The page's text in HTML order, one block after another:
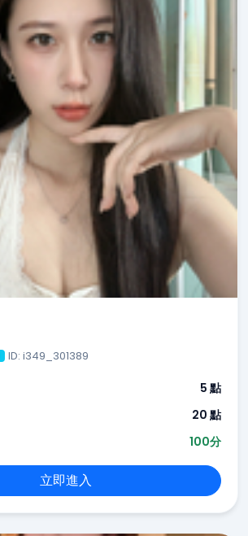
ID: i349_301389
5 點
20 點
100分
立即進入